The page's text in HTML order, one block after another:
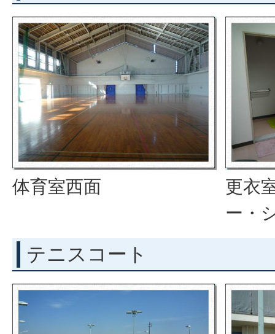
体育室西面
更衣
ー・
テニスコート